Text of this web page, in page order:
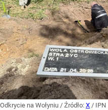
Odkrycie na Wołyniu / Źródło: X / IPN